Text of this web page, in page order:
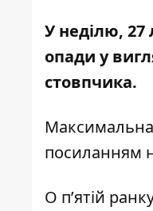
У неділю, 27
опади у
стовпчика.
Максимальна
посиланням
О п’ятій